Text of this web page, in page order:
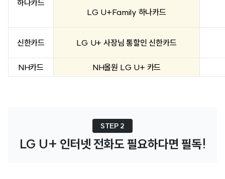
하나카드
LG U+Family 하나카드
신한카드 LG U+ 사장님 통할인 신한카드
NH카드 NH올원 LG U+ 카드
STEP 2
LG U+ 인터넷 전화도 필요하다면 필독!